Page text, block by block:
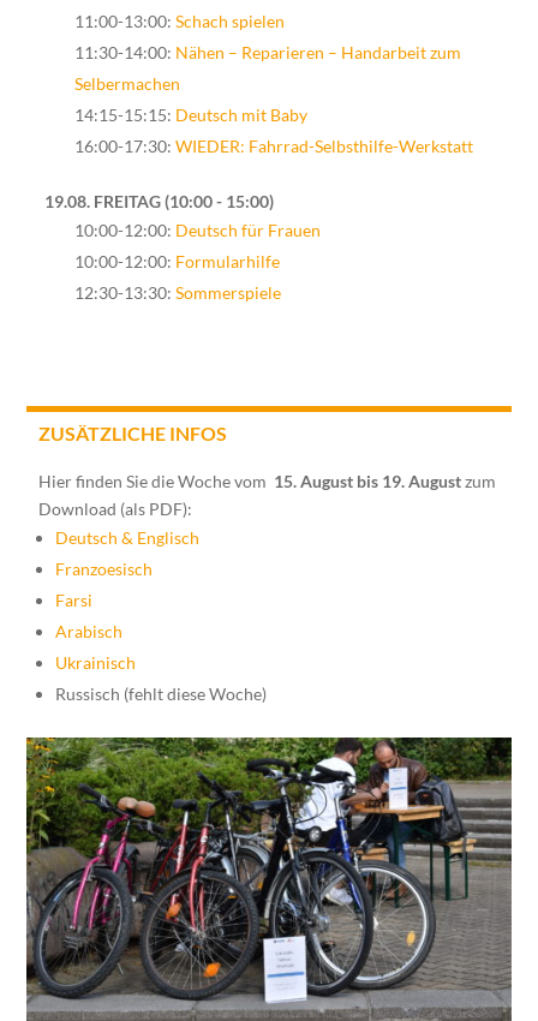
11:00-13:00: Schach spielen
11:30-14:00: Nähen – Reparieren – Handarbeit zum
Selbermachen
14:15-15:15: Deutsch mit Baby
16:00-17:30: WIEDER: Fahrrad-Selbsthilfe-Werkstatt
19.08. FREITAG 10:00 - 15:00
10:00-12:00: Deutsch für Frauen
10:00-12:00: Formularhilfe
12:30-13:30: Sommerspiele
ZUSÄTZLICHE INFOS
Hier finden Sie die Woche vom 15. August bis 19. Augustzum
Download (als PDF):
Deutsch & Englisch
Franzoesisch
Farsi
Arabisch
Ukrainisch
Russisch (fehlt diese Woche)